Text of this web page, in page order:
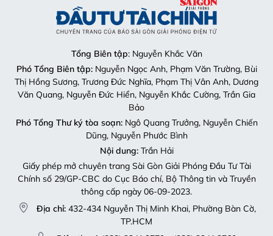
Tổng Biên tập: Nguyễn Khắc Văn
Phó Tổng Biên tập:Nguyễn Ngọc Anh, Phạm Văn Trường, Bùi
Thị Hồng Sương, Trương Đức Nghĩa, Phạm Thị Vân Anh, Dương
Văn Quang, Nguyễn Đức Hiển, Nguyễn Khắc Cường, Trần Gia
Bảo
Phó Tổng Thư ký tòa soạn:Ngô Quang Trưởng, Nguyễn Chiến
Dũng, Nguyễn Phước Bình
Nội dung:Trần Hải
Giấy phép mở chuyên trang Sài Gòn Giải Phóng Đầu Tư Tài
Chính số 29/GP-CBC do Cục Báo chí, Bộ Thông tin và Truyền
thông cấp ngày 06-09-2023.
Địa chỉ: 432-434 Nguyễn Thị Minh Khai, Phường Bàn Cờ,
TP.HCM